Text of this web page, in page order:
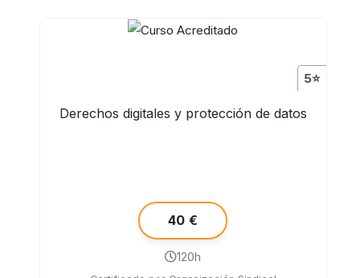
5⭐
Derechos digitales y protección de datos
40 €
120h